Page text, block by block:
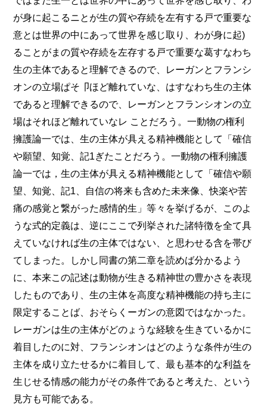
が身に起こるニとが生の質や存続を左有する戸で重要な
意とは世界の中にあって世界を感じ取り、わが身に起)
ることがまの質や存続を左存する戸で重要な葛すなわち
生の主体であると理解できるので、レーガンとフランシ
オンの立場ぱそ卩ほど離れていな、はすなわち生の主体
であると理解できるので、レーガンとフランシオンの立
場はそれほど離れていなレ ことだろう。一動物の権利
擁護論一では、生の主体が具える精神機能として「確信
や願望、知覚、記1ぎたことだろう。一動物の権利擁護
論一では，生の主体が具える精神機能として「確信や願
望、知覚、記1、自信の将来も含めた未来像、快楽や苦
痛の感覚と繋がった感情的生」等々を挙げるが、このよ
うな式的定義は、逆にここで列挙された諸特徴を全て具
えていなければ生の主体ではない、と思わせる含を帯び
てしまった。しかし同書の第二章を読めば分かるよう
に、本来この記述は動物が生きる精神世の豊かさを表現
したものであり、生の主体を高度な精神機能の持ち主に
限定することば、おそらくーガンの意図ではなかった。
レーガンは生の主体がどのょうな経験を生きているかに
着目したのに対、フランシオンはどのような条件が生の
主体を成り立たせるかに着目して、最も基本的な利益を
生じせる情感の能力がその条件であると考えた、という
見方も可能である。